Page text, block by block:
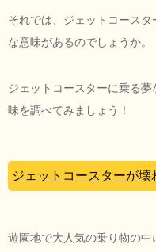
それでは、ジェットコース
な意味があるのでしょうか。
ジェットコースターに乗る
味を調べてみましょう！
ジェットコースターが壊
遊園地で大人気の乗り物の